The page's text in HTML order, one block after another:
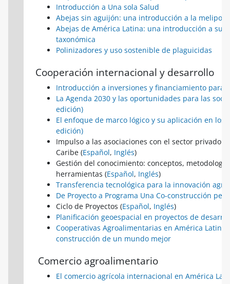
Introducción a Una sola Salud
Abejas sin aguijón: una introducción a la
Abejas de América Latina: una introducción a su
taxonómica
Polinizadores y uso sostenible de plaguicidas
Cooperación internacional y desarrollo
Introducción a inversiones y financiamiento para
La Agenda 2030 y las oportunidades para las
edición)
El enfoque de marco lógico y su aplicación en los
edición)
Impulso a las asociaciones con el sector privado
Caribe (Español, Inglés)
Gestión del conocimiento: conceptos,
herramientas (Español, Inglés)
Transferencia tecnológica para la innovación
De Proyecto a Programa Una Co-construcción
Ciclo de Proyectos (Español, Inglés)
Planificación geoespacial en proyectos de
Cooperativas Agroalimentarias en América Latina
construcción de un mundo mejor
Comercio agroalimentario
El comercio agrícola internacional en América